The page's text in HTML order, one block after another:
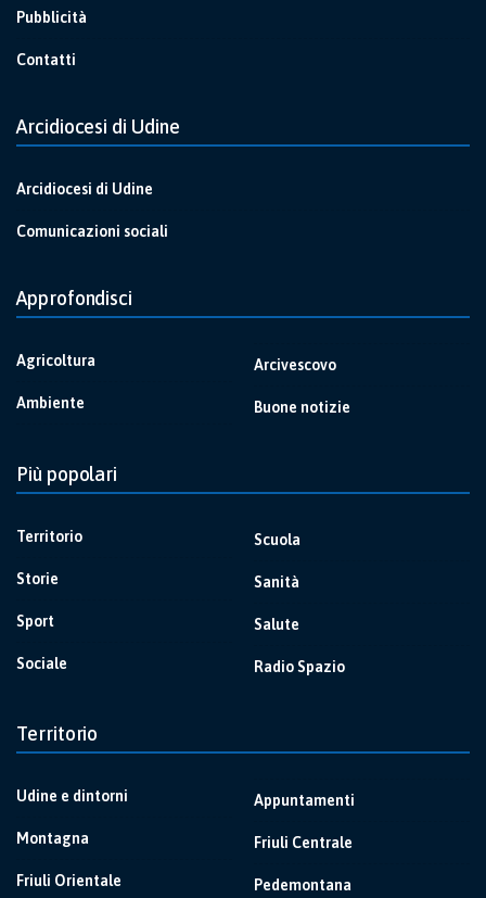
Pubblicità
Contatti
Arcidiocesi di Udine
Arcidiocesi di Udine
Comunicazioni sociali
Approfondisci
Agricoltura
Ambiente
Arcivescovo
Buone notizie
Più popolari
Territorio
Storie
Sport
Sociale
Scuola
Sanità
Salute
Radio Spazio
Territorio
Udine e dintorni
Montagna
Friuli Orientale
Appuntamenti
Friuli Centrale
Pedemontana